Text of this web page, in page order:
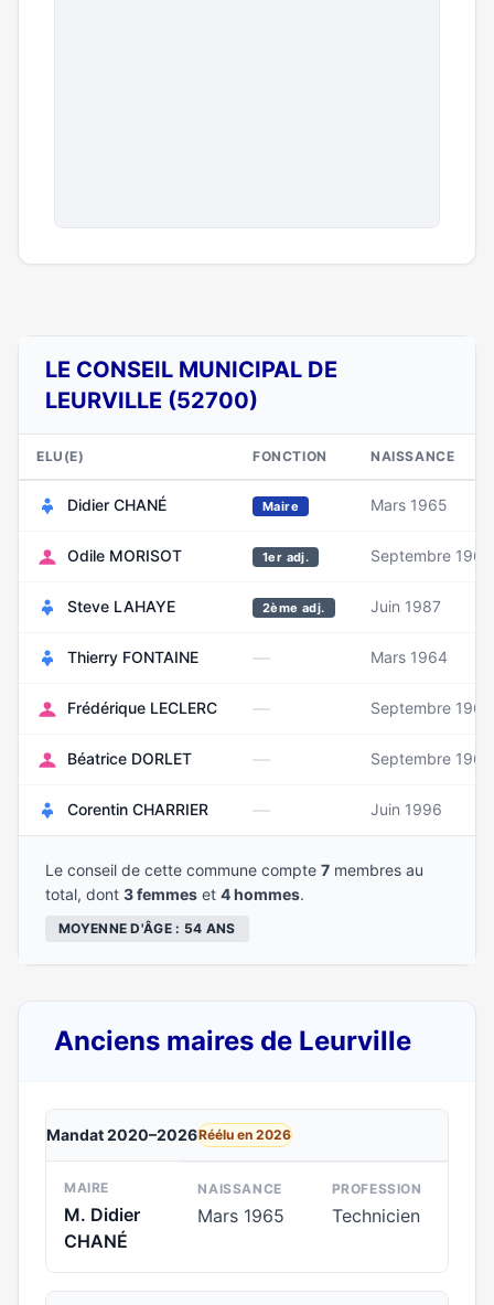
LE CONSEIL MUNICIPAL DE
LEURVILLE (52700)
ELU(E) FONCTION NAISSANCE
Didier CHANÉ Maire Mars 1965
Odile MORISOT 1er adj. Septembre 1962
Steve LAHAYE 2ème adj. Juin 1987
Thierry FONTAINE — Mars 1964
Frédérique LECLERC — Septembre 1968
Béatrice DORLET — Septembre 1960
Corentin CHARRIER — Juin 1996
Le conseil de cette commune compte 7 membres au
total, dont 3 femmes et 4 hommes.
MOYENNE D'ÂGE : 54 ANS
Anciens maires de Leurville
Mandat 2020–2026Réélu en 2026
MAIRE
M. Didier
CHANÉ
NAISSANCE
Mars 1965
PROFESSION
Technicien